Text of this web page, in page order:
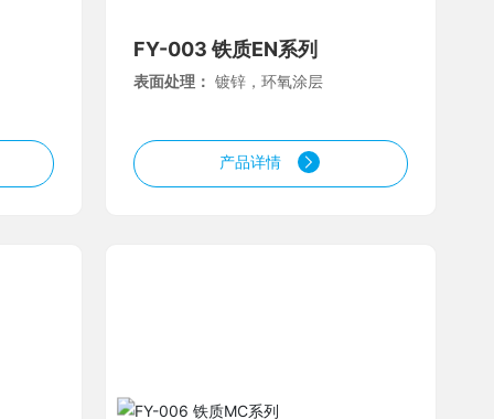
FY-003 铁质EN系列
表面处理： 镀锌，环氧涂层
产品详情